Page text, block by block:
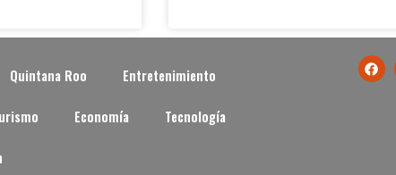
Quintana Roo Entretenimiento
Economía Tecnología